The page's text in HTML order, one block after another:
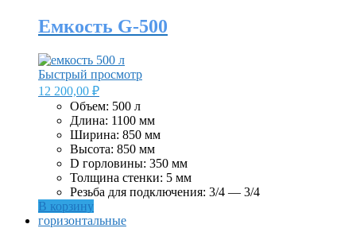
Емкость G-500
Быстрый просмотр
12 200,00 ₽
Объем: 500 л
Длина: 1100 мм
Ширина: 850 мм
Высота: 850 мм
D горловины: 350 мм
Толщина стенки: 5 мм
Резьба для подключения: 3/4 — 3/4
В корзину
горизонтальные